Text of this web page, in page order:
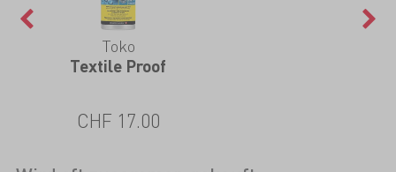
Toko
Textile Proof
CHF 17.00